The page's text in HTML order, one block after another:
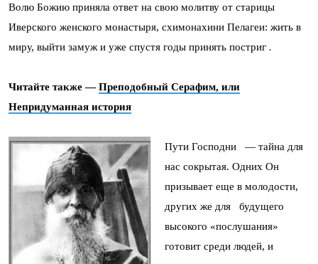
Волю Божию приняла ответ на свою молитву от старицы
Иверского женского монастыря, схимонахини Пелагеи: жить в
миру, выйти замуж и уже спустя годы принять постриг .
Читайте также —Преподобный Серафим, или
Непридуманная история
Пути Господни — тайна для
нас сокрытая. Одних Он
призывает еще в молодости,
других же для будущего
высокого «послушания»
готовит среди людей, и